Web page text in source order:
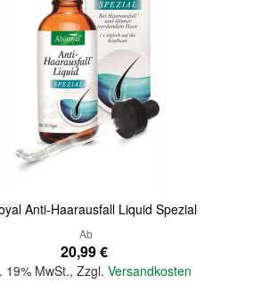
Anti-Haarausfall Liquid Spezial
Ab
20,99 €
19% MwSt.,Zzgl.Versandkosten